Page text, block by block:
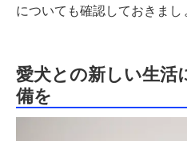
についても確認しておきまし
愛犬との新しい生活
備を